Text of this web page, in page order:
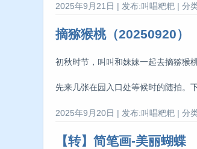
2025年9月21日 | 发布:叫唱粑粑 | 分
摘猕猴桃（20250920）
初秋时节，叫叫和妹妹一起去摘猕猴桃
先来几张在园入口处等候时的随拍。
2025年9月20日 | 发布:叫唱粑粑 | 分
【转】简笔画-美丽蝴蝶